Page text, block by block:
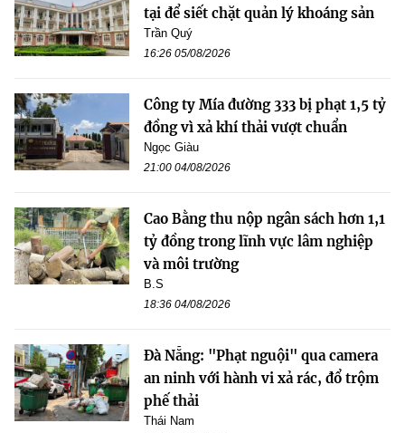
tại để siết chặt quản lý khoáng sản
Trần Quý
16:26 05/08/2026
Công ty Mía đường 333 bị phạt 1,5 tỷ
đồng vì xả khí thải vượt chuẩn
Ngọc Giàu
21:00 04/08/2026
Cao Bằng thu nộp ngân sách hơn 1,1
tỷ đồng trong lĩnh vực lâm nghiệp
và môi trường
B.S
18:36 04/08/2026
Đà Nẵng: "Phạt nguội" qua camera
an ninh với hành vi xả rác, đổ trộm
phế thải
Thái Nam